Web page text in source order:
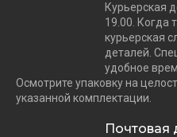
Курьерская
19.00. Когда
курьерская
деталей.
удобное
Осмотрите упаковку на
указанной комплектации.
Почтовая